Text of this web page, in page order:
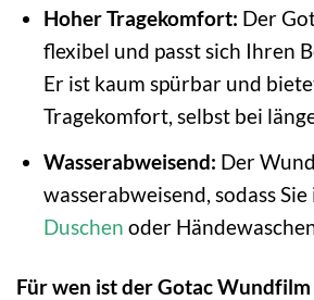
Hoher Tragekomfort: Der
flexibel und passt sich Ihren
Er ist kaum spürbar und
Tragekomfort, selbst bei
Wasserabweisend: Der
wasserabweisend, sodass
Duschen oder
Für wen ist der Gotac Wundfilm